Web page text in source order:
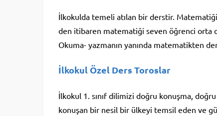
İlkokulda temeli atılan bir derstir.
den itibaren matematiği seven öğrenci orta
Okuma- yazmanın yanında matematikten
İlkokul Özel Ders Toroslar
İlkokul 1. sınıf dilimizi doğru konuşma,
konuşan bir nesil bir ülkeyi temsil eden ve